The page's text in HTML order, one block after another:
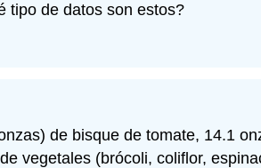
tipo de datos son estos?
de bisque de tomate, 14.1
vegetales (brócoli, coliflor,